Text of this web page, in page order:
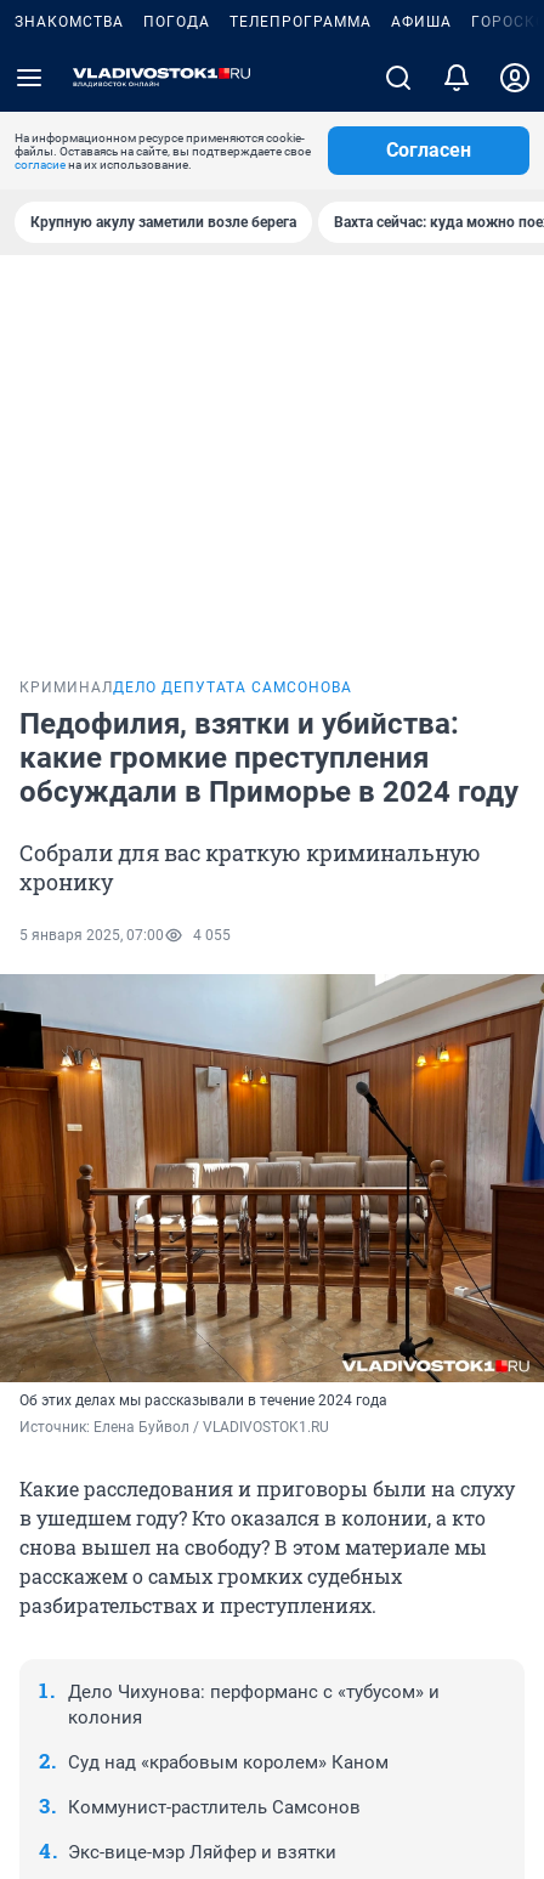
ЗНАКОМСТВА ПОГОДА ТЕЛЕПРОГРАММА АФИША
На информационном ресурсе применяются cookie-
файлы. Оставаясь на сайте, вы подтверждаете свое
согласиена их использование.
Согласен
Крупную акулу заметили возле берега Вахта сейчас: куда можно
КРИМИНАЛДЕЛО ДЕПУТАТА САМСОНОВА
Педофилия, взятки и убийства:
какие громкие преступления
обсуждали в Приморье в 2024 году
Собрали для вас краткую криминальную
хронику
5 января 2025, 07:00 4 055
Об этих делах мы рассказывали в течение 2024 года
Источник: Елена Буйвол / VLADIVOSTOK1.RU
Какие расследования и приговоры были на слуху
в ушедшем году? Кто оказался в колонии, а кто
снова вышел на свободу? В этом материале мы
расскажем о самых громких судебных
разбирательствах и преступлениях.
Дело Чихунова: перформанс с «тубусом» и
колония
Суд над «крабовым королем» Каном
Коммунист-растлитель Самсонов
Экс-вице-мэр Ляйфер и взятки